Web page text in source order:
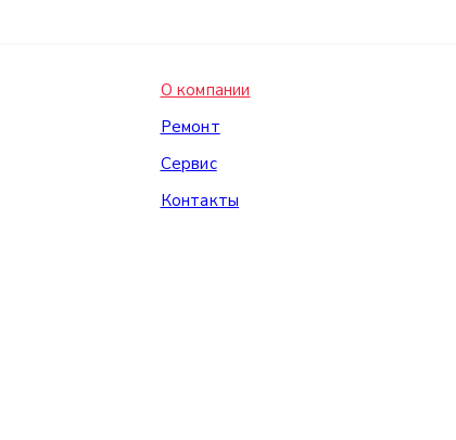
О компании
Ремонт
Сервис
Контакты